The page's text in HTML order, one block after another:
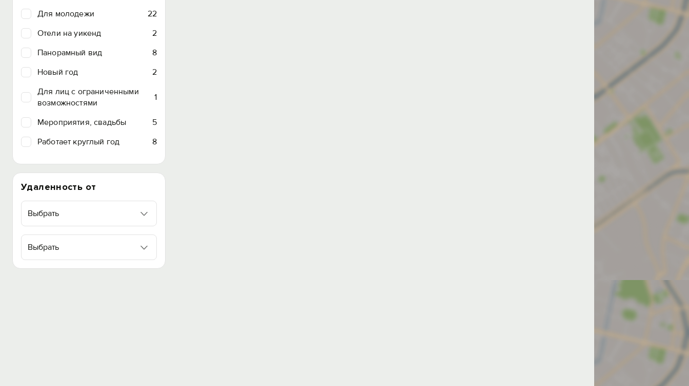
Для молодежи
22
Отели на уикенд
2
Панорамный вид
8
Новый год
2
Для лиц с ограниченными
возможностями
1
Мероприятия, свадьбы
5
Работает круглый год
8
Удаленность от
Выбрать
Выбрать